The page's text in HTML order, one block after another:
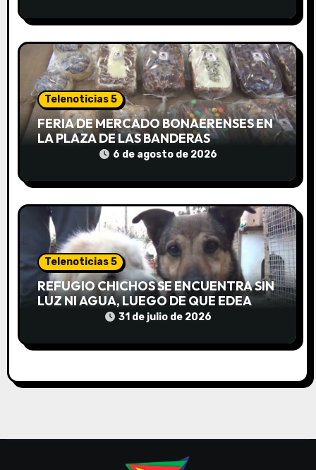
t
r
a
d
a
Telenoticias 5
FERIA DE MERCADO BONAERENSES EN
LA PLAZA DE LAS BANDERAS
6 de agosto de 2026
Telenoticias 5
REFUGIO CHICHOS SE ENCUENTRA SIN
LUZ NI AGUA, LUEGO DE QUE EDEA
CORTARA EL SUMINISTRO SIN AVISO
31 de julio de 2026